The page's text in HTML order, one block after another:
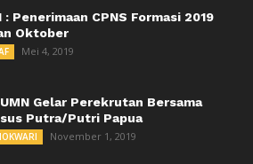
: Penerimaan CPNS Formasi 2019
Oktober
Mei 4, 2019
Gelar Perekrutan Bersama
Putra/Putri Papua
November 1, 2019